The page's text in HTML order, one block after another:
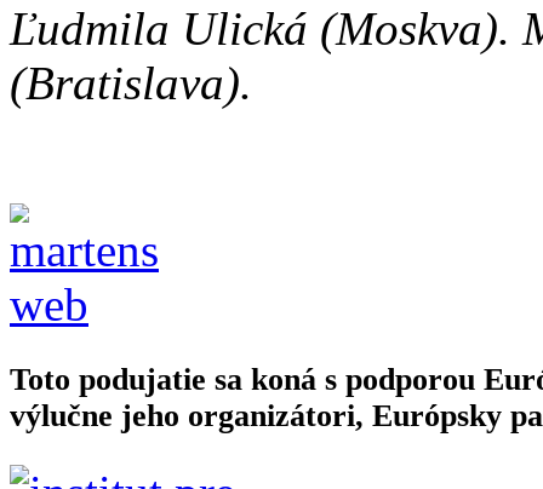
Ľudmila Ulická (Moskva).
(Bratislava).
Toto podujatie sa koná s podporou
výlučne jeho organizátori, Európsky